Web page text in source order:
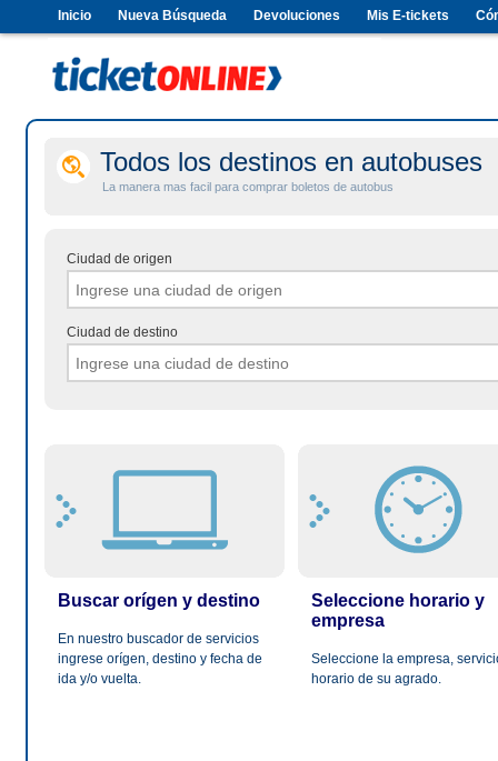
Inicio Nueva Búsqueda Devoluciones Mis E-tickets
Todos los destinos en autobuses
La manera mas facil para comprar boletos de autobus
Ciudad de origen
Ciudad de destino
Buscar orígen y destino
En nuestro buscador de servicios
ingrese orígen, destino y fecha de
ida y/o vuelta.
Seleccione horario y
empresa
Seleccione la empresa,
horario de su agrado.